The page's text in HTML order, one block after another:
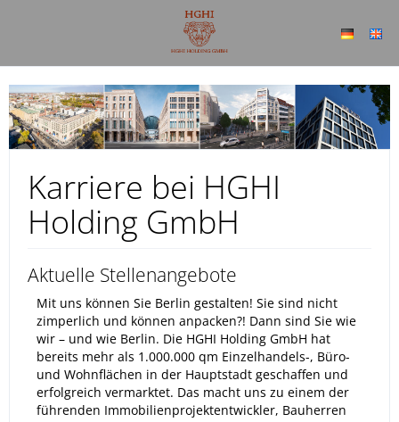
Karriere bei HGHI
Holding GmbH
Aktuelle Stellenangebote
Mit uns können Sie Berlin gestalten! Sie sind nicht
zimperlich und können anpacken?! Dann sind Sie wie
wir – und wie Berlin. Die HGHI Holding GmbH hat
bereits mehr als 1.000.000 qm Einzelhandels-, Büro-
und Wohnflächen in der Hauptstadt geschaffen und
erfolgreich vermarktet. Das macht uns zu einem der
führenden Immobilienprojektentwickler, Bauherren